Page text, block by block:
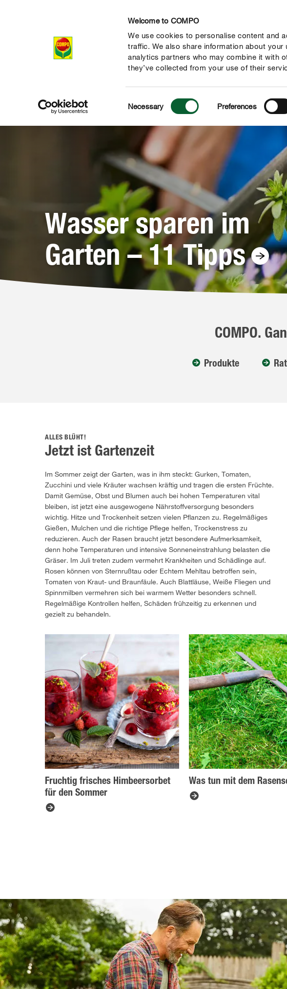
Welcome to COMPO
We use cookies to personalise content and
traffic. We also share information about
analytics partners who may combine it with
they’ve collected from your use of their
Selection
Necessary Preferences
Produkte Ratgeber
Wasser sparen im
Garten – 11 Tipps
COMPO.
Produkte
ALLES BLÜHT!
Jetzt ist Gartenzeit
Im Sommer zeigt der Garten, was in ihm steckt: Gurken, Tomaten,
Zucchini und viele Kräuter wachsen kräftig und tragen die ersten Früchte.
Damit Gemüse, Obst und Blumen auch bei hohen Temperaturen vital
bleiben, ist jetzt eine ausgewogene Nährstoffversorgung besonders
wichtig. Hitze und Trockenheit setzen vielen Pflanzen zu. Regelmäßiges
Gießen, Mulchen und die richtige Pflege helfen, Trockenstress zu
reduzieren. Auch der Rasen braucht jetzt besondere Aufmerksamkeit,
denn hohe Temperaturen und intensive Sonneneinstrahlung belasten die
Gräser. Im Juli treten zudem vermehrt Krankheiten und Schädlinge auf.
Rosen können von Sternrußtau oder Echtem Mehltau betroffen sein,
Tomaten von Kraut- und Braunfäule. Auch Blattläuse, Weiße Fliegen und
Spinnmilben vermehren sich bei warmem Wetter besonders schnell.
Regelmäßige Kontrollen helfen, Schäden frühzeitig zu erkennen und
gezielt zu behandeln.
Fruchtig frisches Himbeersorbet
für den Sommer
Was tun mit dem